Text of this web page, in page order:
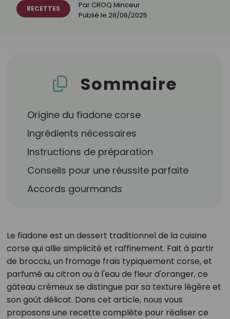
RECETTES Par CROQ Minceur
Publié le 28/06/2025
Sommaire
Origine du fiadone corse
Ingrédients nécessaires
Instructions de préparation
Conseils pour une réussite parfaite
Accords gourmands
Le fiadone est un dessert traditionnel de la cuisine
corse qui allie simplicité et raffinement. Fait à partir
de brocciu, un fromage frais typiquement corse, et
parfumé au citron ou à l'eau de fleur d'oranger, ce
gâteau crémeux se distingue par sa texture légère et
son goût délicat. Dans cet article, nous vous
proposons une recette complète pour réaliser ce